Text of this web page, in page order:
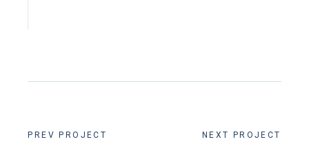
PREV PROJECT NEXT PROJECT